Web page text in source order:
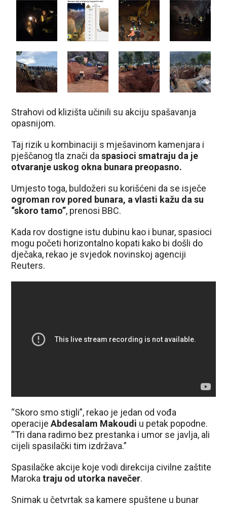
Strahovi od klizišta učinili su akciju spašavanja
opasnijom.
Taj rizik u kombinaciji s mješavinom kamenjara i
pješčanog tla znači da spasioci smatraju da je
otvaranje uskog okna bunara preopasno.
Umjesto toga, buldožeri su korišćeni da se isječe
ogroman rov pored bunara, a vlasti kažu da su
“skoro tamo”, prenosi BBC.
Kada rov dostigne istu dubinu kao i bunar, spasioci
mogu početi horizontalno kopati kako bi došli do
dječaka, rekao je svjedok novinskoj agenciji
Reuters.
“Skoro smo stigli”, rekao je jedan od vođa
operacijeAbdesalam Makoudi u petak popodne.
“Tri dana radimo bez prestanka i umor se javlja, ali
cijeli spasilački tim izdržava.”
Spasilačke akcije koje vodi direkcija civilne zaštite
Maroka traju od utorka navečer.
Snimak u četvrtak sa kamere spuštene u bunar